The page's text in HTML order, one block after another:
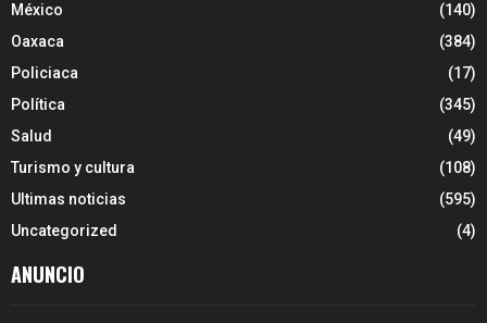
México
(140)
Oaxaca
(384)
Policiaca
(17)
Política
(345)
Salud
(49)
Turismo y cultura
(108)
Ultimas noticias
(595)
Uncategorized
(4)
ANUNCIO